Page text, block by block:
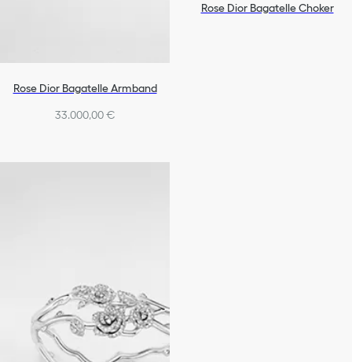
Rose Dior Bagatelle Armband
33.000,00 €
Rose Dior Bagatelle Choker